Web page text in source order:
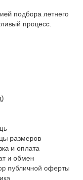
подбора летнего
процесс.
размеров
и оплата
и обмен
публичной оферты